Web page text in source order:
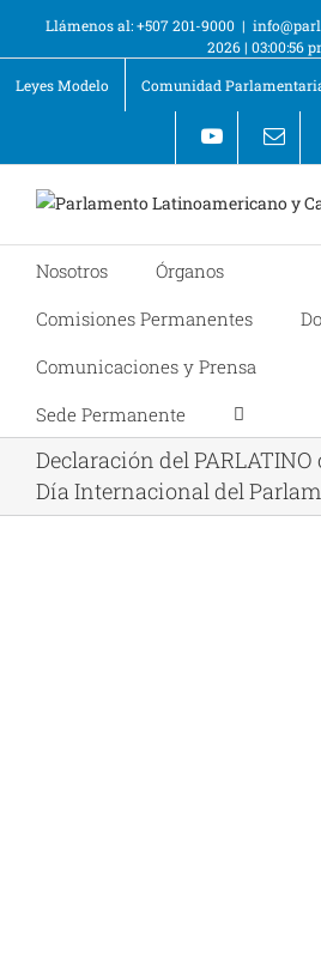
Llámenos al: +507 201-9000 |
2026 | 03:00:56
Leyes Modelo
Comunidad
Nosotros
Órganos
Comisiones Permanentes
Comunicaciones y Prensa
Sede Permanente
Declaración del
Día Internacional del